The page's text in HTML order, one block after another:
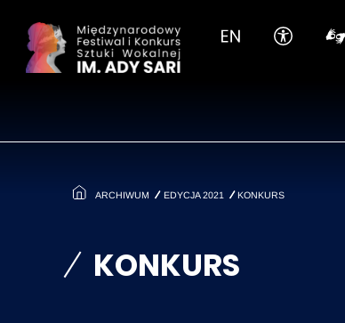
ARCHIWUM EDYCJA 2021 KONKURS
KONKURS